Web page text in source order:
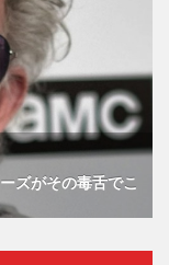
ズがその毒舌でこ